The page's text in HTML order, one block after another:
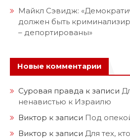
Майкл Сэвидж:
должен быть
– депортированы»
Новые комментарии
Суровая правда к записи
ненавистью к Израилю
Виктор к записи Под
Виктор к записи Для тех,